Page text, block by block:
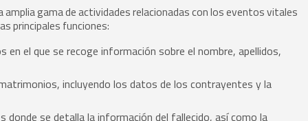
gama de actividades relacionadas con los eventos vitales
principales funciones:
el que se recoge información sobre el nombre, apellidos,
incluyendo los datos de los contrayentes y la
donde se detalla la información del fallecido, así como la